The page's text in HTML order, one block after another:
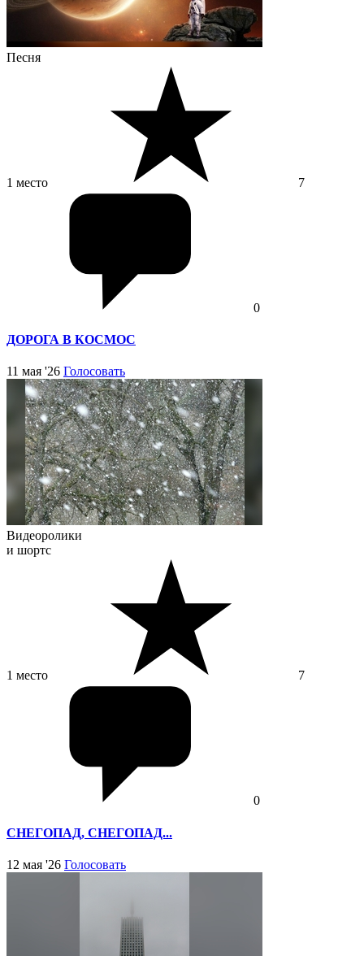
Песня
1 место 7
0
ДОРОГА В КОСМОС
11 мая '26 Голосовать
Видеоролики
и шортс
1 место 7
0
СНЕГОПАД, СНЕГОПАД...
12 мая '26 Голосовать